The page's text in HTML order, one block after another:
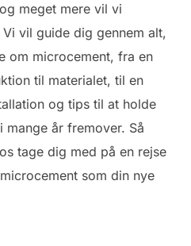
meget mere vil vi
vil guide dig gennem alt,
om microcement, fra en
til materialet, til en
og tips til at holde
år fremover. Så
tage dig med på en rejse
som din nye